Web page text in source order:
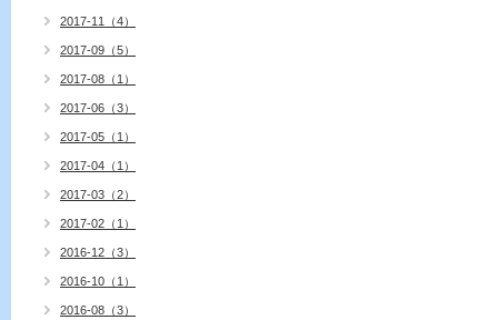
2017-11（4）
2017-09（5）
2017-08（1）
2017-06（3）
2017-05（1）
2017-04（1）
2017-03（2）
2017-02（1）
2016-12（3）
2016-10（1）
2016-08（3）